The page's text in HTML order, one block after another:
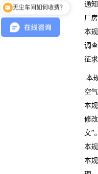
通
厂
本
调
征
本
空
本
修
文”。
本
本
无尘车间如何收费？
工程范围在哪里？